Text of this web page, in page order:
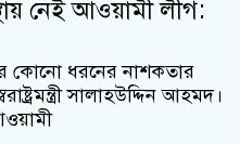
নেই আওয়ামী লীগ:
কোনো ধরনের নাশকতার
সালাহউদ্দিন আহমদ।